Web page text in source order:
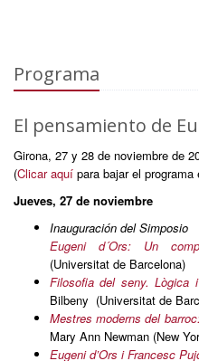
Programa
El pensamiento de
Girona, 27 y 28 de noviembre de
(Clicar aquí para bajar el programa
Jueves, 27 de noviembre
Inauguración del Simposio
Eugeni d´Ors: Un
(Universitat de Barcelona)
Filosofia del seny. Lògica
Bilbeny (Universitat de
Mestres moderns del
Mary Ann Newman (New
Eugeni d’Ors i Francesc